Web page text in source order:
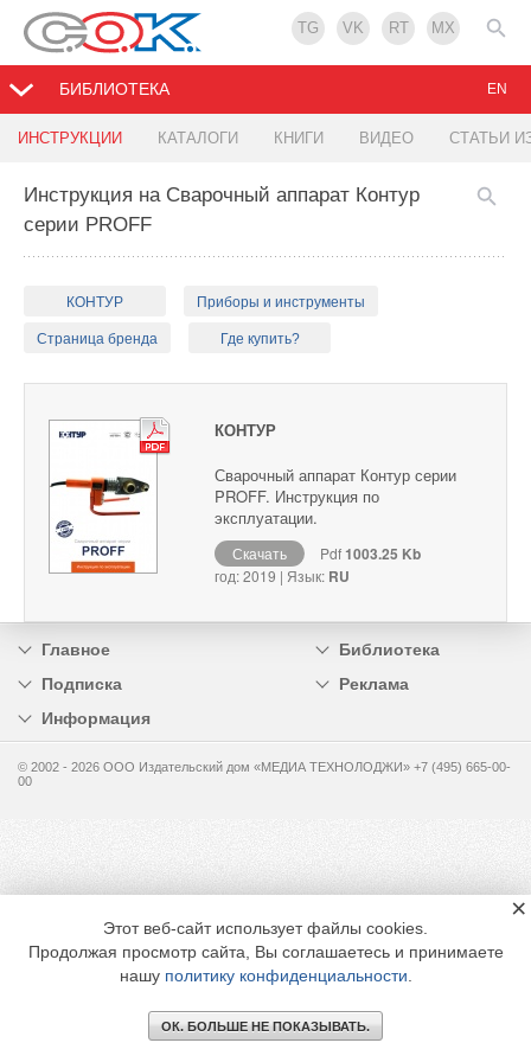
TG VK RT MX
БИБЛИОТЕКА
ИНСТРУКЦИИ КАТАЛОГИ КНИГИ ВИДЕО СТАТЬИ
EN
Инструкция на Сварочный аппарат Контур
серии PROFF
КОНТУР Приборы и инструменты
Страница бренда Где купить?
КОНТУР
Сварочный аппарат Контур серии
PROFF. Инструкция по
эксплуатации.
Скачать Pdf1003.25 Kb
год: 2019 | Язык: RU
Главное
Библиотека
Подписка
Реклама
Информация
© 2002 - 2026 OOO Издательский дом «МЕДИА ТЕХНОЛОДЖИ» +7 (495) 665-00-
00
Этот веб-сайт использует файлы cookies.
Продолжая просмотр сайта, Вы соглашаетесь и принимаете
нашу политику конфиденциальности
ОК. БОЛЬШЕ НЕ ПОКАЗЫВАТЬ.
×